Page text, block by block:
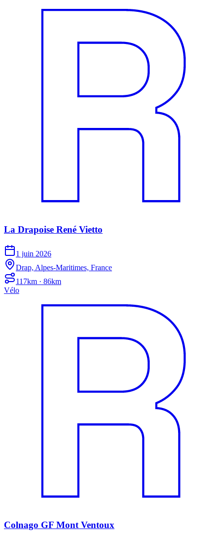
La Drapoise René Vietto
1 juin 2026
Drap, Alpes-Maritimes, France
117km · 86km
Vélo
Colnago GF Mont Ventoux